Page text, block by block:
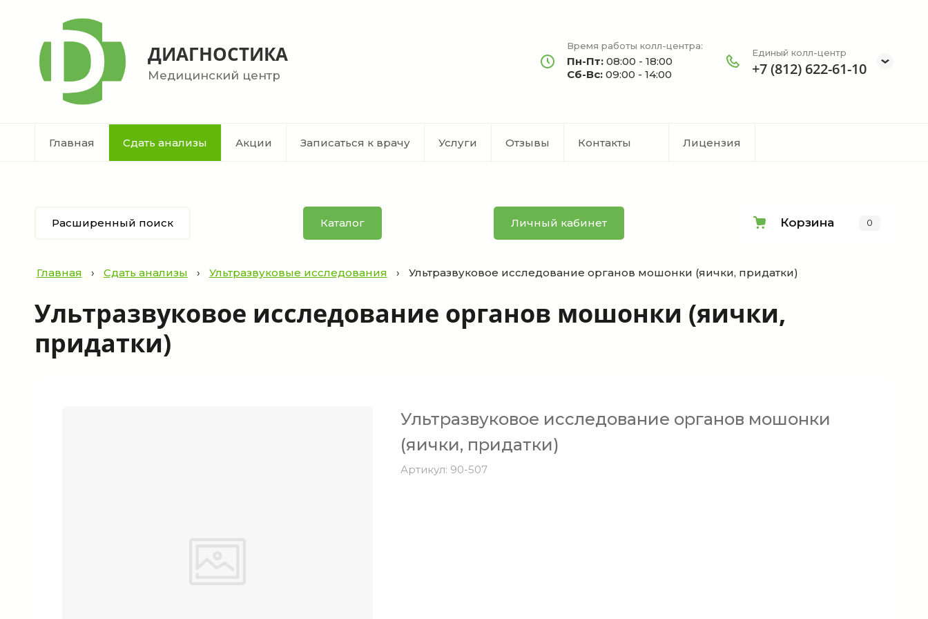
ДИАГНОСТИКА
Медицинский центр
Время работы колл-центра:
Пн-Пт: 08:00 - 18:00
Сб-Вс:09:00 - 14:00
Единый колл-центр
+7 (812) 622-61-10
Главная Сдать анализы Акции Записаться к врачу Услуги Отзывы Контакты Лицензия
Расширенный поиск Каталог Личный кабинет Корзина 0
Главная › Сдать анализы › Ультразвуковые исследования › Ультразвуковое исследование органов мошонки (яички, придатки)
Ультразвуковое исследование органов мошонки (яички,
придатки)
Ультразвуковое исследование органов мошонки
(яички, придатки)
Артикул: 90-507